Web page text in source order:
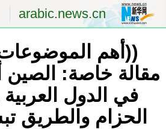
arabic.news.cn
الصفحة الأولى
العالم
الصين والعالم العربي
((أهم الموضوعات
مقالة خاصة: الصين
في الدول
الحزام والطريق